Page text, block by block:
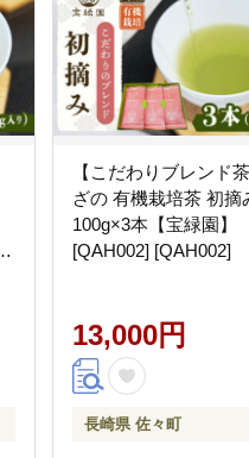
【こだわりブレンド
ざの 有機栽培茶 初摘
100g×3本【宝緑園】
[QAH002] [QAH002]
13,000円
長崎県 佐々町